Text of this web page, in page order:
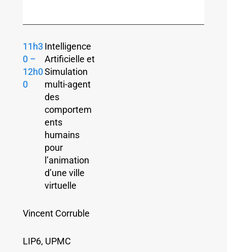
11h3
0 –
12h0
0
Intelligence
Artificielle et
Simulation
multi-agent
des
comportem
ents
humains
pour
l’animation
d’une ville
virtuelle
Vincent Corruble
LIP6, UPMC